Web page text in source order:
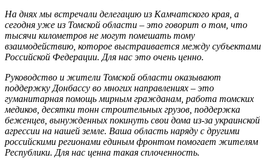
На днях мы встречали делегацию из Камчатского края, а
сегодня уже из Томской области – это говорит о том, что
тысячи километров не могут помешать тому
взаимодействию, которое выстраивается между субъектами
Российской Федерации. Для нас это очень ценно.
Руководство и жители Томской области оказывают
поддержку Донбассу во многих направлениях – это
гуманитарная помощь мирным гражданам, работа томских
медиков, десятки тонн строительных грузов, поддержка
беженцев, вынужденных покинуть свои дома из-за украинской
агрессии на нашей земле. Ваша область наряду с другими
российскими регионами единым фронтом помогает жителям
Республики. Для нас ценна такая сплоченность.